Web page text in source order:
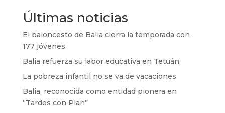
Últimas noticias
El baloncesto de Balia cierra la temporada con
177 jóvenes
Balia refuerza su labor educativa en Tetuán.
La pobreza infantil no se va de vacaciones
Balia, reconocida como entidad pionera en
“Tardes con Plan”